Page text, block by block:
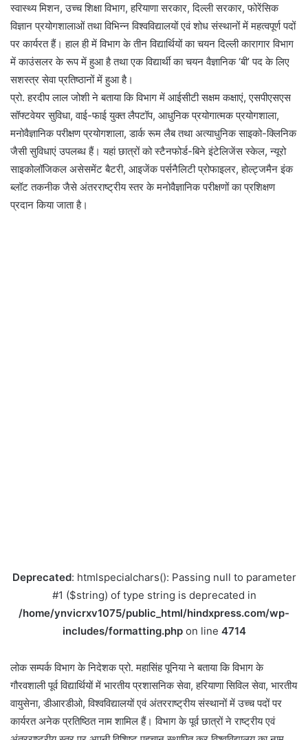
स्वास्थ्य मिशन, उच्च शिक्षा विभाग, हरियाणा सरकार, दिल्ली सरकार, फोरेंसिक
विज्ञान प्रयोगशालाओं तथा विभिन्न विश्वविद्यालयों एवं शोध संस्थानों में महत्वपूर्ण पदों
पर कार्यरत हैं। हाल ही में विभाग के तीन विद्यार्थियों का चयन दिल्ली कारागार विभाग
में काउंसलर के रूप में हुआ है तथा एक विद्यार्थी का चयन वैज्ञानिक ‘बी’ पद के लिए
सशस्त्र सेवा प्रतिष्ठानों में हुआ है।
प्रो. हरदीप लाल जोशी ने बताया कि विभाग में आईसीटी सक्षम कक्षाएं, एसपीएसएस
सॉफ्टवेयर सुविधा, वाई-फाई युक्त लैपटॉप, आधुनिक प्रयोगात्मक प्रयोगशाला,
मनोवैज्ञानिक परीक्षण प्रयोगशाला, डार्क रूम लैब तथा अत्याधुनिक साइको-क्लिनिक
जैसी सुविधाएं उपलब्ध हैं। यहां छात्रों को स्टैनफोर्ड-बिने इंटेलिजेंस स्केल, न्यूरो
साइकोलॉजिकल असेसमेंट बैटरी, आइजेंक पर्सनैलिटी प्रोफाइलर, होल्ट्जमैन इंक
ब्लॉट तकनीक जैसे अंतरराष्ट्रीय स्तर के मनोवैज्ञानिक परीक्षणों का प्रशिक्षण
प्रदान किया जाता है।
Deprecated: htmlspecialchars(): Passing null to parameter
#1 ($string) of type string is deprecated in
/home/ynvicrxv1075/public_html/hindxpress.com/wp-
includes/formatting.phpon line 4714
लोक सम्पर्क विभाग के निदेशक प्रो. महासिंह पूनिया ने बताया कि विभाग के
गौरवशाली पूर्व विद्यार्थियों में भारतीय प्रशासनिक सेवा, हरियाणा सिविल सेवा, भारतीय
वायुसेना, डीआरडीओ, विश्वविद्यालयों एवं अंतरराष्ट्रीय संस्थानों में उच्च पदों पर
कार्यरत अनेक प्रतिष्ठित नाम शामिल हैं। विभाग के पूर्व छात्रों ने राष्ट्रीय एवं